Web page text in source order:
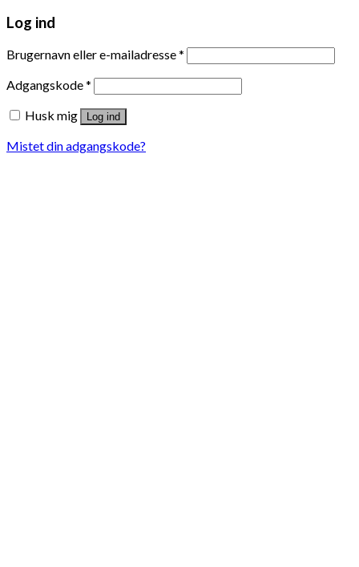
Log ind
Brugernavn eller e-mailadresse*
Adgangskode*
Husk mig
Log ind
Mistet din adgangskode?